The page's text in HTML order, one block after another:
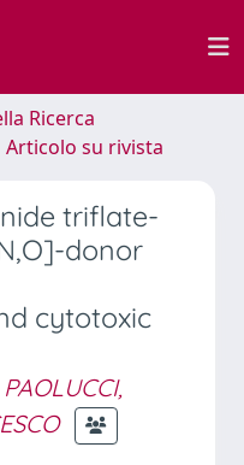
Ricerca
Articolo su rivista
triflate-
donor
cytotoxic
PAOLUCCI,